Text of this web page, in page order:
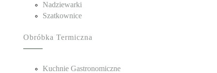
Nadziewarki
Szatkownice
Obróbka Termiczna
Kuchnie Gastronomiczne